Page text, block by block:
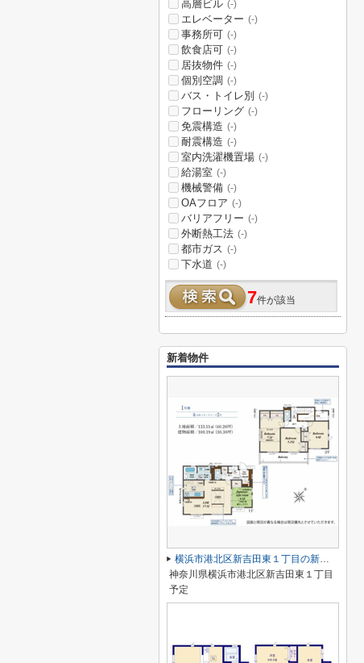
高層ビル (-)
エレベーター (-)
事務所可 (-)
飲食店可 (-)
居抜物件 (-)
個別空調 (-)
バス・トイレ別 (-)
フローリング (-)
免震構造 (-)
耐震構造 (-)
室内洗濯機置場 (-)
給湯室 (-)
機械警備 (-)
OAフロア (-)
バリアフリー (-)
外断熱工法 (-)
都市ガス (-)
下水道 (-)
7件が該当
新着物件
横浜市港北区新吉田東１丁目の新築一戸建
神奈川県横浜市港北区新吉田東１丁目
予定